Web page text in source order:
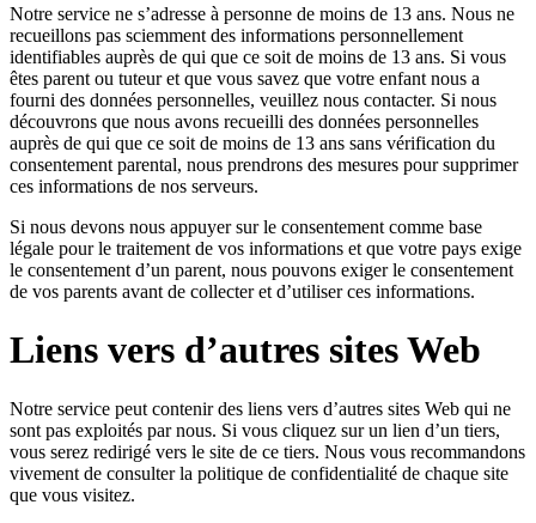
Notre service ne s’adresse à personne de moins de 13 ans. Nous ne
recueillons pas sciemment des informations personnellement
identifiables auprès de qui que ce soit de moins de 13 ans. Si vous
êtes parent ou tuteur et que vous savez que votre enfant nous a
fourni des données personnelles, veuillez nous contacter. Si nous
découvrons que nous avons recueilli des données personnelles
auprès de qui que ce soit de moins de 13 ans sans vérification du
consentement parental, nous prendrons des mesures pour supprimer
ces informations de nos serveurs.
Si nous devons nous appuyer sur le consentement comme base
légale pour le traitement de vos informations et que votre pays exige
le consentement d’un parent, nous pouvons exiger le consentement
de vos parents avant de collecter et d’utiliser ces informations.
Liens vers d’autres sites Web
Notre service peut contenir des liens vers d’autres sites Web qui ne
sont pas exploités par nous. Si vous cliquez sur un lien d’un tiers,
vous serez redirigé vers le site de ce tiers. Nous vous recommandons
vivement de consulter la politique de confidentialité de chaque site
que vous visitez.